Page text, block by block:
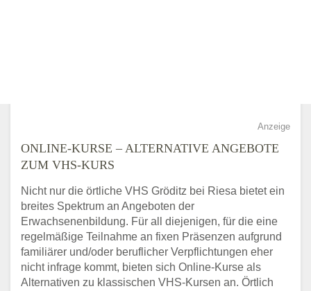
Anzeige
ONLINE-KURSE – ALTERNATIVE ANGEBOTE
ZUM VHS-KURS
Nicht nur die örtliche VHS Gröditz bei Riesa bietet ein
breites Spektrum an Angeboten der
Erwachsenenbildung. Für all diejenigen, für die eine
regelmäßige Teilnahme an fixen Präsenzen aufgrund
familiärer und/oder beruflicher Verpflichtungen eher
nicht infrage kommt, bieten sich Online-Kurse als
Alternativen zu klassischen VHS-Kursen an. Örtlich